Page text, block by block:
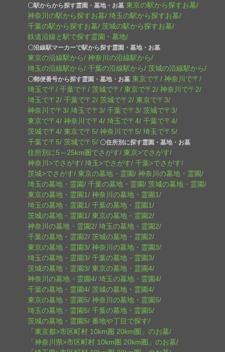
〇駅からから探す霊園・墓地・お墓 東京の駅から探すお墓
神奈川の駅から探すお墓 埼玉の駅から探すお墓
千葉の駅から探すお墓 茨城の駅から探すお墓
鉄道沿線と駅で探す霊園・墓地
〇沿線駅マーカーで駅から探す霊園・墓地・お墓
東京の沿線駅から
神奈川の沿線駅から
埼玉の沿線駅から
千葉の沿線駅から 茨城の沿線駅から
〇郵便番号から探す霊園・墓地・お墓 東京で〒
神奈川で〒
埼玉で〒
千葉で〒 茨城で〒 東京で〒2 神奈川で〒2
埼玉で〒2 千葉で〒2 茨城で〒2 東京で〒3
神奈川で〒3 埼玉で〒3 千葉で〒3 茨城で〒3
東京で〒4 神奈川で〒4 埼玉で〒4 千葉で〒4
茨城で〒4 東京で〒5 神奈川で〒5 埼玉で〒5
千葉で〒5 茨城で〒5 〇住所別に探す霊園・墓地・お墓
住所別に5～25km圏でさがす 東京>でさがす
神奈川>でさがす 埼玉>でさがす 千葉>でさがす
茨城>でさがす 東京の墓地・霊園 神奈川の墓地・霊園
埼玉の墓地・霊園 千葉の墓地・霊園 茨城の墓地・霊園
東京の墓地・霊園1
神奈川の墓地・霊園1
埼玉の墓地・霊園1
千葉の墓地・霊園1
茨城の墓地・霊園1
東京の墓地・霊園2
神奈川の墓地・霊園2 埼玉の墓地・霊園2
千葉の墓地・霊園2 茨城の墓地・霊園2
東京の墓地・霊園3 神奈川の墓地・霊園3
埼玉の墓地・霊園3 千葉の墓地・霊園3
茨城の墓地・霊園3 東京の墓地・霊園4
神奈川の墓地・霊園4 埼玉の墓地・霊園4
千葉の墓地・霊園4 茨城の墓地・霊園4
東京の墓地・霊園5 神奈川の墓地・霊園5
埼玉の墓地・霊園5 千葉の墓地・霊園5
茨城の墓地・霊園5
番地や丁目で探す
「東京都>市区町村 10km圏 20km圏」のお墓
「神奈川県>市区町村 10km圏 20km圏」のお墓